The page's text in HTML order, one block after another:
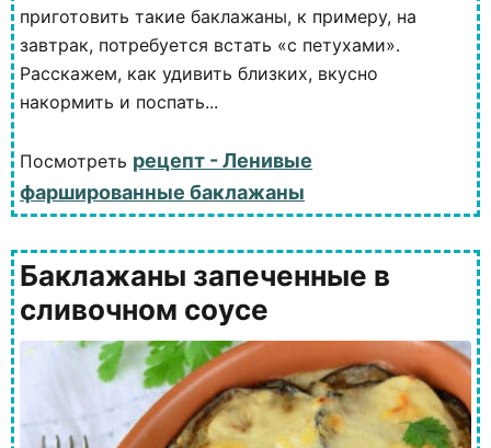
приготовить такие баклажаны, к примеру, на
завтрак, потребуется встать «с петухами».
Расскажем, как удивить близких, вкусно
накормить и поспать...
Посмотреть рецепт - Ленивые
фаршированные баклажаны
Баклажаны запеченные в
сливочном соусе